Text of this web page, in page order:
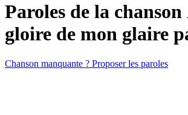
Paroles de la
gloire de mon glaire
Chanson manquante ? Proposer les paroles